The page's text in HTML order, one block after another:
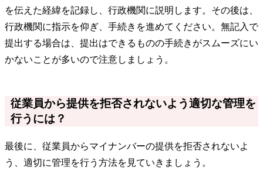
を伝えた経緯を記録し、行政機関に説明します。その後は、
行政機関に指示を仰ぎ、手続きを進めてください。無記入で
提出する場合は、提出はできるものの手続きがスムーズにい
かないことが多いので注意しましょう。
従業員から提供を拒否されないよう適切な管理を
行うには？
最後に、従業員からマイナンバーの提供を拒否されないよ
う、適切に管理を行う方法を見ていきましょう。